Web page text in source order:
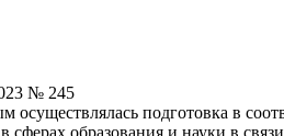
№ 245
подготовка в
образования и науки в